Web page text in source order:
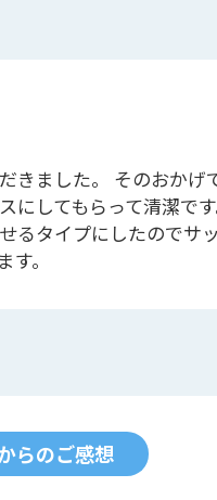
きました。 そのおかげ
にしてもらって清潔で
るタイプにしたのでサ
。
らのご感想